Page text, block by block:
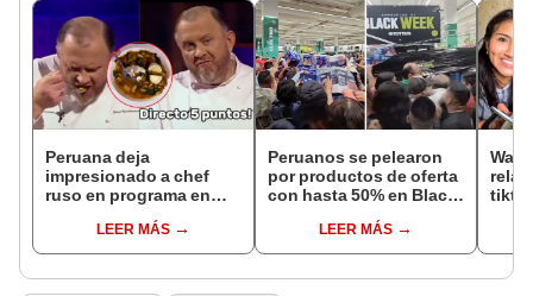
Peruana deja
impresionado a chef
ruso en programa en
sopa de res: "Siento
que me dio poder"
LEER MÁS
Peruanos se pelearon
por productos de oferta
con hasta 50% en Black
"Arrasaron con todo"
LEER MÁS